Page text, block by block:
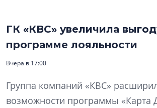
ГК «КВС» увеличила
программе лояльности
Вчера в 17:00
Группа компаний «КВС»
возможности программы «Карта